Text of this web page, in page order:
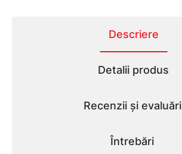
Descriere
Detalii produs
Recenzii și evaluări
Întrebări